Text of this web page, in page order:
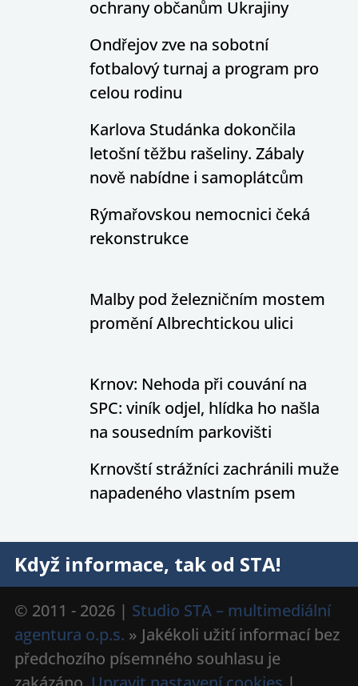
ochrany občanům Ukrajiny
Ondřejov zve na sobotní
fotbalový turnaj a program pro
celou rodinu
Karlova Studánka dokončila
letošní těžbu rašeliny. Zábaly
nově nabídne i samoplátcům
Rýmařovskou nemocnici čeká
rekonstrukce
Malby pod železničním mostem
promění Albrechtickou ulici
Krnov: Nehoda při couvání na
SPC: viník odjel, hlídka ho našla
na sousedním parkovišti
Krnovští strážníci zachránili muže
napadeného vlastním psem
Když informace, tak od STA!
© 2011 - 2026 | Studio STA – multimediální
agentura o.p.s. » Jakékoli užití informací bez
předchozího písemného souhlasu je